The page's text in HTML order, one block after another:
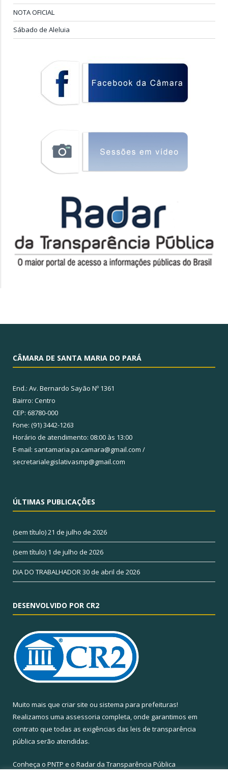
NOTA OFICIAL
Sábado de Aleluia
CÂMARA DE SANTA MARIA DO PARÁ
End.: Av. Bernardo Sayão Nº 1361
Bairro: Centro
CEP: 68780-000
Fone: (91) 3442-1263
Horário de atendimento: 08:00 às 13:00
E-mail: santamaria.pa.camara@gmail.com /
secretarialegislativasmp@gmail.com
ÚLTIMAS PUBLICAÇÕES
(sem título)21 de julho de 2026
(sem título) 1 de julho de 2026
DIA DO TRABALHADOR30 de abril de 2026
DESENVOLVIDO POR CR2
Muito mais que criar site ou sistema para prefeituras!
Realizamos uma assessoria completa, onde garantimos em
contrato que todas as exigências das leis de transparência
pública serão atendidas.
Conheça o PNTP e o Radar da Transparência Pública